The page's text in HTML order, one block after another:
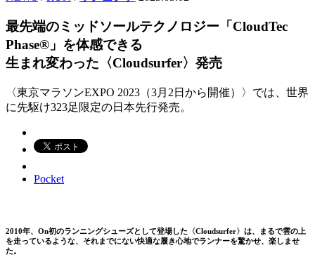
最先端のミッドソールテクノロジー「CloudTec
Phase®」を体感できる
生まれ変わった〈Cloudsurfer〉発売
〈東京マラソンEXPO 2023（3月2日から開催）〉では、世界
に先駆け323足限定の日本先行発売。
Pocket
2010年、On初のランニングシューズとして登場した〈Cloudsurfer〉は、まるで雲の上
を走っているような、それまでにない快適な履き心地でランナーを驚かせ、楽しませ
た。